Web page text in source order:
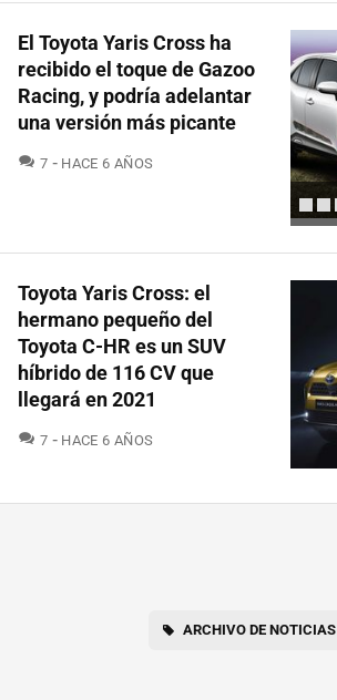
El Toyota Yaris Cross ha
recibido el toque de Gazoo
Racing, y podría adelantar
una versión más picante
7 COMENTARIOS
HACE 6 AÑOS
Toyota Yaris Cross: el
hermano pequeño del
Toyota C-HR es un SUV
híbrido de 116 CV que
llegará en 2021
7 COMENTARIOS
HACE 6 AÑOS
ARCHIVO DE NOTICIAS